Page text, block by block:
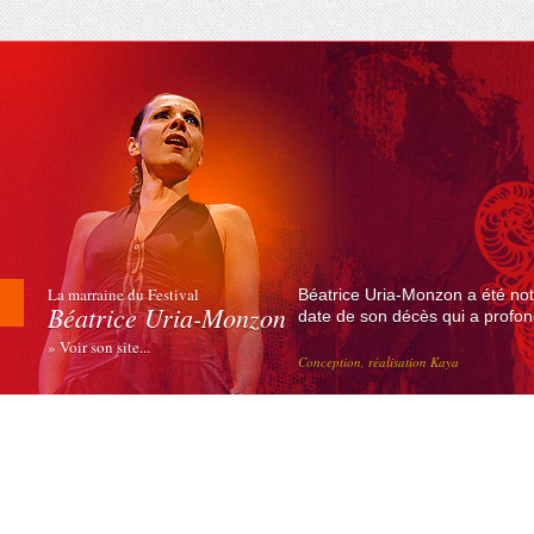
La marraine du Festival
Béatrice Uria-Monzon
» Voir son site...
Béatrice Uria-Monzon a été
date de son décès qui a
Conception, réalisation Kaya